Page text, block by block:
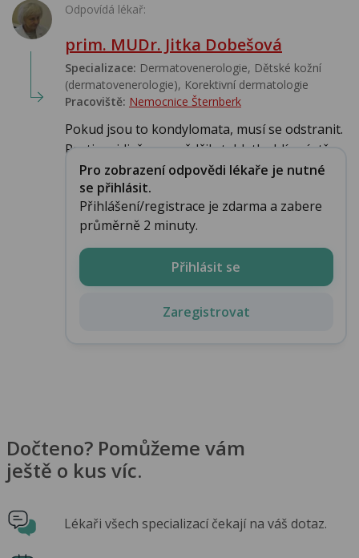
Odpovídá lékař:
prim. MUDr. Jitka Dobešová
Specializace: Dermatovenerologie, Dětské kožní
(dermatovenerologie), Korektivní dermatologie
Pracoviště: Nemocnice Šternberk
Pokud jsou to kondylomata, musí se odstranit.
Proti recidivě se osvědčily tabletky hlívy ústř...
Pro zobrazení odpovědi lékaře je nutné
se přihlásit.
Přihlášení/registrace je zdarma a zabere
průměrně 2 minuty.
Přihlásit se
Zaregistrovat
Dočteno? Pomůžeme vám
ještě o kus víc.
Lékaři všech specializací čekají na váš dotaz.